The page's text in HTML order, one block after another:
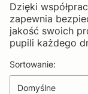
Dzięki
zapewnia
jakość swoich
pupili każdego
Lista
Sortowanie:
Domyślne